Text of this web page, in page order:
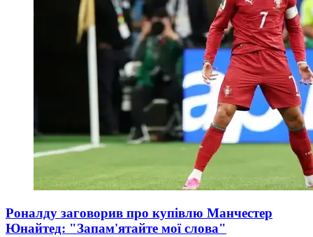
Роналду заговорив про купівлю Манчестер
Юнайтед: "Запам'ятайте мої слова"